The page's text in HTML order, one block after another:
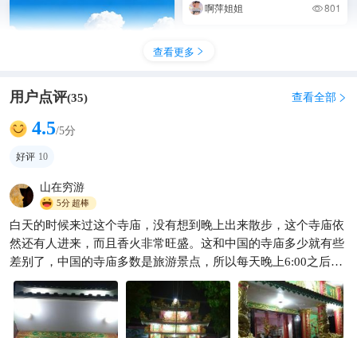
📝7天免签游越南 超全攻略来
啦❗😍
旅行小猴子探 229
啊萍姐姐 801
查看更多 
用户点评(35) 查看全部 
4.5/5分
好评 10
山在穷游
5分超棒
白天的时候来过这个寺庙，没有想到晚上出来散步，这个寺庙依
然还有人进来，而且香火非常旺盛。这和中国的寺庙多少就有些
差别了，中国的寺庙多数是旅游景点，所以每天晚上6:00之后就
不能进来了，而这里的寺庙才是真正供当地人来朝拜的地方。即
使是晚上，灯光依然闪烁，而且来的人还真的不少。